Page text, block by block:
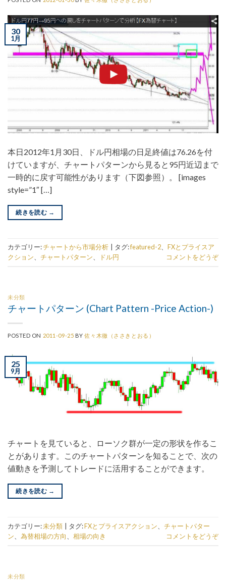
30
1月
本日2012年1月30日、ドル円相場の日足終値は76.26を付
けていますが、チャートパターンから見ると95円近辺まで
一時的に戻す可能性があります（下図参照）。 [images
style=”1″ […]
続きを読む →
カテゴリー:チャートから市場分析 タグ:featured-2
FXとプライスア
クション
チャートパターン ドル円 コメントをどうぞ
未分類
チャートパターン (Chart Pattern -Price Action-)
POSTED ON 2011-09-25 BY佐々木徹（ささきとおる）
25
9月
チャートを見ていると、ローソク群が一定の形状を作るこ
とがあります。このチャートパターンを知ることで、次の
値動きを予測してトレードに活用することができます。
続きを読む →
カテゴリー:未分類 タグ:FXとプライスアクション
チャートパター
ン
為替相場の方向 相場の向き コメントをどうぞ
未分類